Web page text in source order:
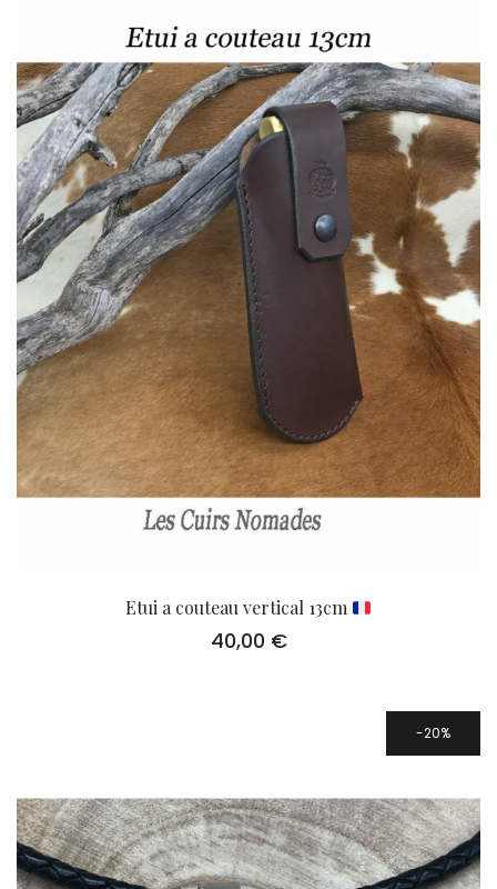
Etui a couteau vertical 13cm
40,00 €
20%